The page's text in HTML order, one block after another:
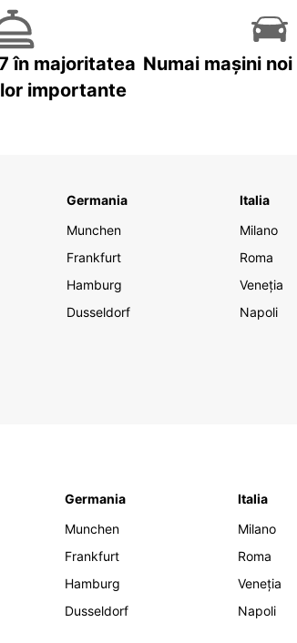
în majoritatea
importante
Numai mașini
Germania
Munchen
Frankfurt
Hamburg
Dusseldorf
Italia
Milano
Roma
Veneția
Napoli
Germania
Munchen
Frankfurt
Hamburg
Dusseldorf
Italia
Milano
Roma
Veneția
Napoli